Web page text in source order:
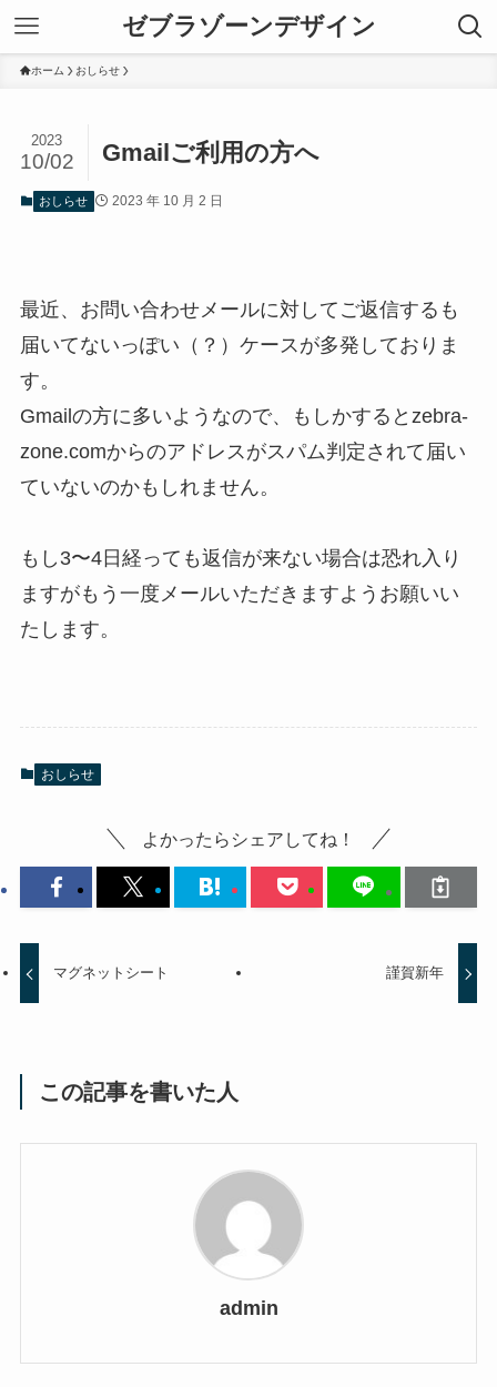
ゼブラゾーンデザイン
ホーム おしらせ
Gmailご利用の方へ
2023
10/02
おしらせ 2023 年 10 月 2 日
最近、お問い合わせメールに対してご返信するも
届いてないっぽい（？）ケースが多発しておりま
す。
Gmailの方に多いようなので、もしかするとzebra-
zone.comからのアドレスがスパム判定されて届い
ていないのかもしれません。
もし3〜4日経っても返信が来ない場合は恐れ入り
ますがもう一度メールいただきますようお願いい
たします。
おしらせ
よかったらシェアしてね！
マグネットシート 謹賀新年
この記事を書いた人
admin